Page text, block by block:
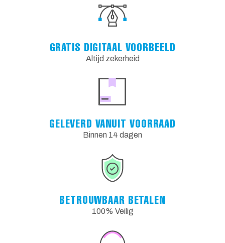
GRATIS DIGITAAL VOORBEELD
Altijd zekerheid
GELEVERD VANUIT VOORRAAD
Binnen 14 dagen
BETROUWBAAR BETALEN
100% Veilig